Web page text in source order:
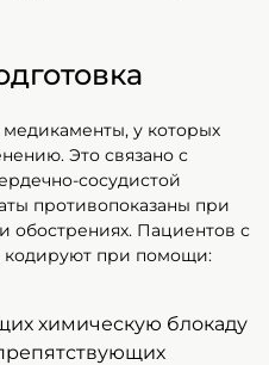
у которых
Это связано с
сосудистой
противопоказаны при
обострениях. Пациентов с
кодируют при помощи:
химическую блокаду